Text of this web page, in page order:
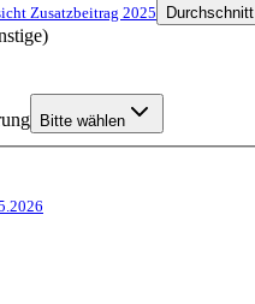
Zusatzbeitrag 2025 Durchschnitt
Bitte wählen